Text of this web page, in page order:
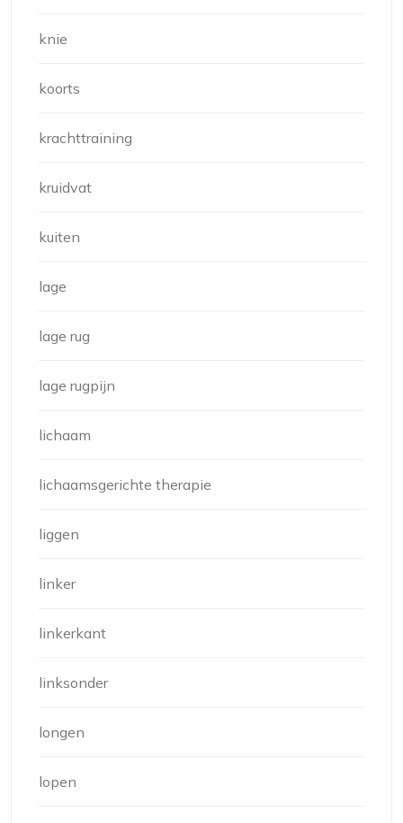
knie
koorts
krachttraining
kruidvat
kuiten
lage
lage rug
lage rugpijn
lichaam
lichaamsgerichte therapie
liggen
linker
linkerkant
linksonder
longen
lopen